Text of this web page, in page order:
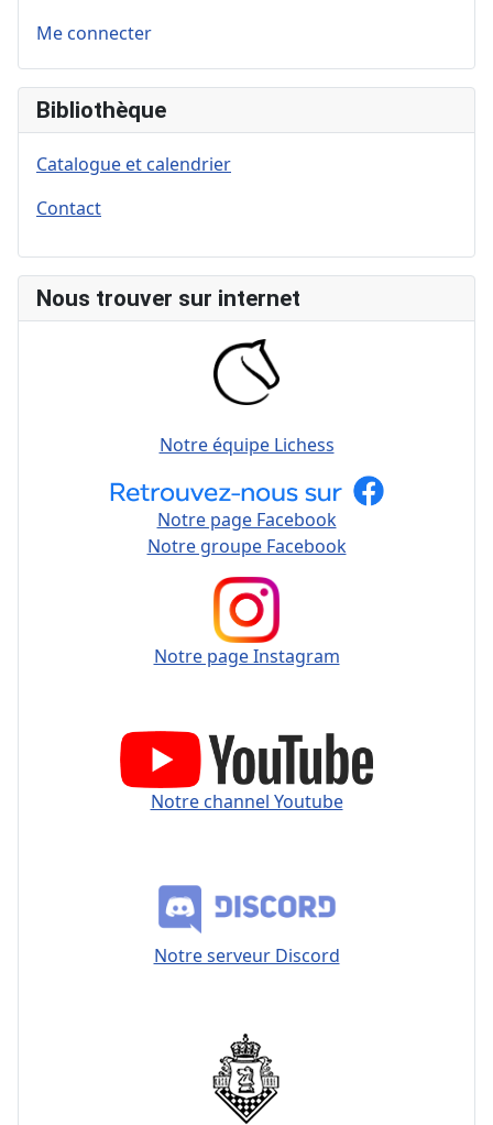
Me connecter
Bibliothèque
Catalogue et calendrier
Contact
Nous trouver sur internet
Notre équipe Lichess
Notre page Facebook
Notre groupe Facebook
Notre page Instagram
Notre channel Youtube
Notre serveur Discord